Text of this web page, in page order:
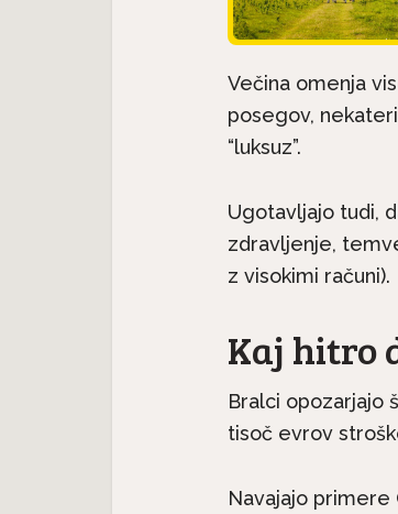
Večina omenja
posegov,
“luksuz”.
Ugotavljajo tudi,
zdravljenje,
z visokimi računi).
Kaj hitro
Bralci opozarjajo
tisoč evrov
Navajajo primere
Predstavljamo pasme: